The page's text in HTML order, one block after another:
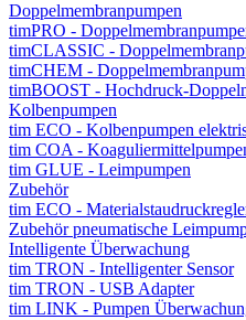
Doppelmembranpumpen
timPRO -
timCLASSIC -
timCHEM -
timBOOST - Hochdruck-
Kolbenpumpen
tim ECO - Kolbenpumpen
tim COA -
tim GLUE - Leimpumpen
Zubehör
tim ECO -
Zubehör pneumatische
Intelligente Überwachung
tim TRON - Intelligenter Sensor
tim TRON - USB Adapter
tim LINK - Pumpen